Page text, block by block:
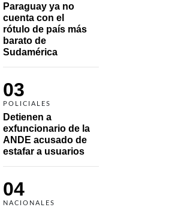
Paraguay ya no
cuenta con el
rótulo de país más
barato de
Sudamérica
03
POLICIALES
Detienen a
exfuncionario de la
ANDE acusado de
estafar a usuarios
04
NACIONALES